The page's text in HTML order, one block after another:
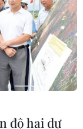
độ hai dự